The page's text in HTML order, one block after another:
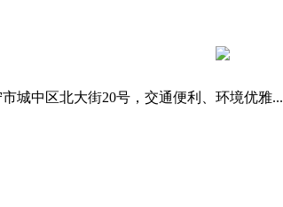
城中区北大街20号，交通便利、环境优雅...